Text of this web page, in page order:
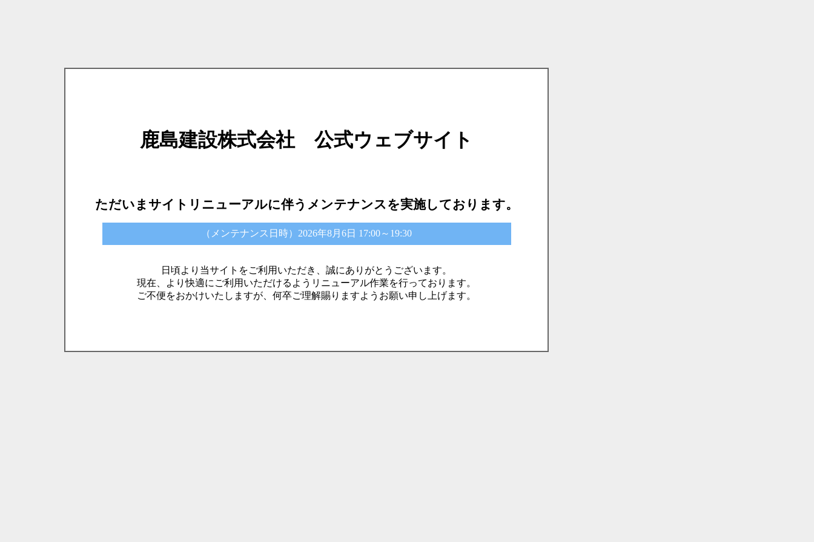
鹿島建設株式会社 公式ウェブサイト
ただいまサイトリニューアルに伴うメンテナンスを実施しております。
（メンテナンス日時）2026年8月6日 17:00～19:30
日頃より当サイトをご利用いただき、誠にありがとうございます。
現在、より快適にご利用いただけるようリニューアル作業を行っております。
ご不便をおかけいたしますが、何卒ご理解賜りますようお願い申し上げます。